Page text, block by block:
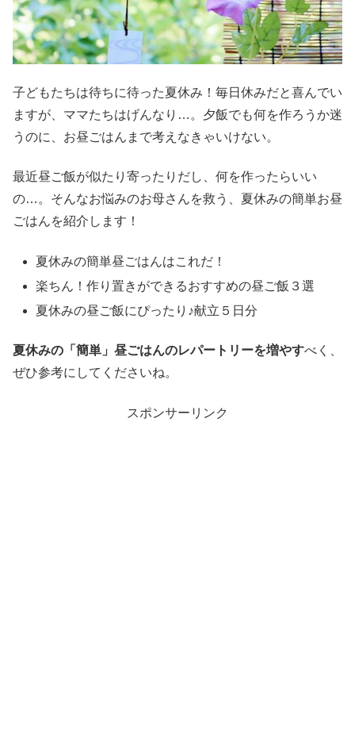
子どもたちは待ちに待った夏休み！毎日休みだと喜んでい
ますが、ママたちはげんなり…。夕飯でも何を作ろうか迷
うのに、お昼ごはんまで考えなきゃいけない。
最近昼ご飯が似たり寄ったりだし、何を作ったらいい
の…。そんなお悩みのお母さんを救う、夏休みの簡単お昼
ごはんを紹介します！
夏休みの簡単昼ごはんはこれだ！
楽ちん！作り置きができるおすすめの昼ご飯３選
夏休みの昼ご飯にぴったり♪献立５日分
夏休みの「簡単」昼ごはんのレパートリーを増やすべく、
ぜひ参考にしてくださいね。
スポンサーリンク